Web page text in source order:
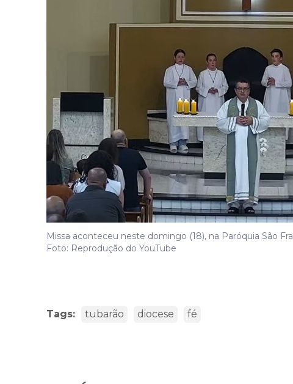
Missa aconteceu neste domingo (18), na Paróquia São
Foto: Reprodução do YouTube
Tags: tubarão diocese fé